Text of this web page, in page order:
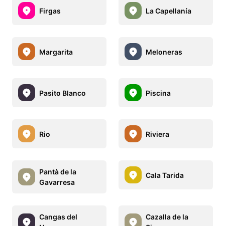
Firgas La Capellanía
Margarita Meloneras
Pasito Blanco Piscina
Rio Riviera
Pantà de la
Gavarresa
Cala Tarida
Cangas del
Cazalla de la